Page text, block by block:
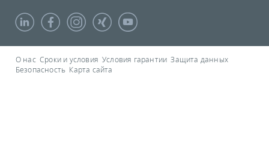
О нас Сроки и условия Условия гарантии Защита данных
Безопасность Карта сайта